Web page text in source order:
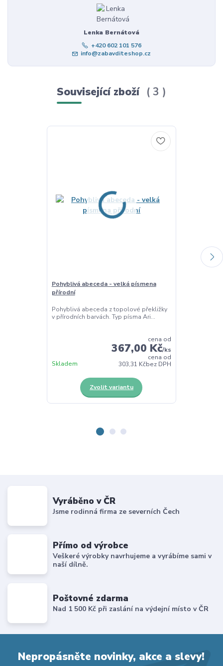
Lenka Bernátová
+420 602 101 576
info@zabavditeshop.cz
Související zboží 3
Pohyblivá abeceda - velká písmena
přírodní
Pohyblivá abeceda z topolové překližky
v přírodních barvách. Typ písma Ari...
cena od
367,00 Kč/ks
cena od
303,31 Kčbez DPH
Skladem
Zvolit variantu
Vyráběno v ČR
Jsme rodinná firma ze severních Čech
Přímo od výrobce
Veškeré výrobky navrhujeme a vyrábíme sami v
naší dílně.
Poštovné zdarma
Nad 1 500 Kč při zaslání na výdejní místo v ČR
Nepropásněte novinky, akce a slevy!